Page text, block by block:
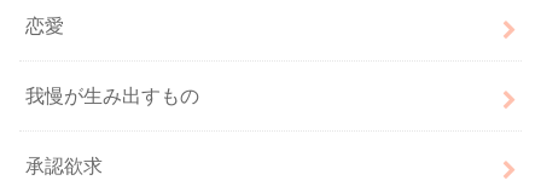
恋愛
我慢が生み出すもの
承認欲求